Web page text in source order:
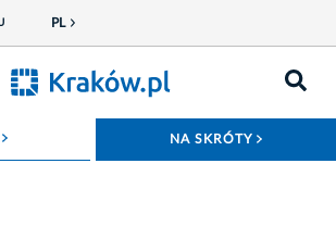
PL
ROZWIŃ MENU NA SKRÓTY